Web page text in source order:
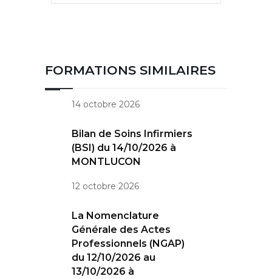
FORMATIONS SIMILAIRES
14 octobre 2026
Bilan de Soins Infirmiers
(BSI) du 14/10/2026 à
MONTLUCON
12 octobre 2026
La Nomenclature
Générale des Actes
Professionnels (NGAP)
du 12/10/2026 au
13/10/2026 à